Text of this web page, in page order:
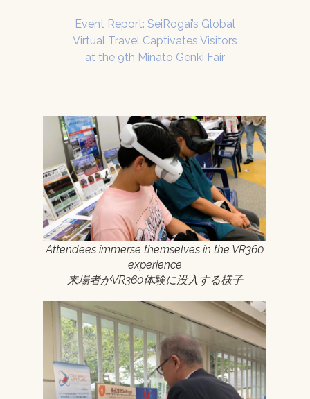
Event Report: SeiRogai’s Global
Virtual Travel Captivates Visitors
at the 9th Minato Genki Fair
Attendees immerse themselves in the VR360
experience
来場者がVR360体験に没入する様子